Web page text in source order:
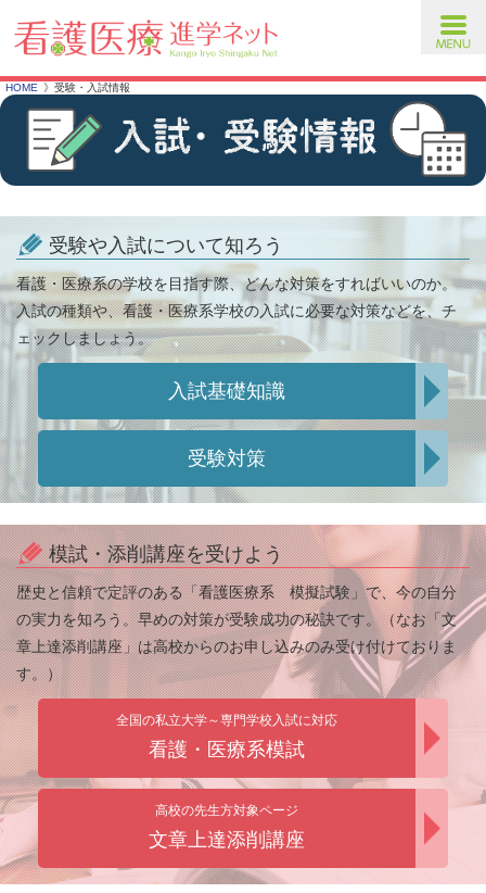
HOME 受験・入試情報
受験や入試について知ろう
看護・医療系の学校を目指す際、どんな対策をすればいいのか。
入試の種類や、看護・医療系学校の入試に必要な対策などを、チ
ェックしましょう。
入試基礎知識
受験対策
模試・添削講座を受けよう
歴史と信頼で定評のある「看護医療系 模擬試験」で、今の自分
の実力を知ろう。早めの対策が受験成功の秘訣です。（なお「文
章上達添削講座」は高校からのお申し込みのみ受け付けておりま
す。）
全国の私立大学～専門学校入試に対応
看護・医療系模試
高校の先生方対象ページ
文章上達添削講座